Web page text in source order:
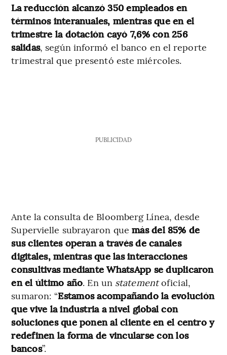
La reducción alcanzó 350 empleados en
términos interanuales, mientras que en el
trimestre la dotación cayó 7,6% con 256
salidas, según informó el banco en el reporte
trimestral que presentó este miércoles.
PUBLICIDAD
Ante la consulta de Bloomberg Línea, desde
Supervielle subrayaron quemás del 85% de
sus clientes operan a través de canales
digitales, mientras que las interacciones
consultivas mediante WhatsApp se duplicaron
en el último año. En un statementoficial,
sumaron: “Estamos acompañando la evolución
que vive la industria a nivel global con
soluciones que ponen al cliente en el centro y
redefinen la forma de vincularse con los
bancos”.